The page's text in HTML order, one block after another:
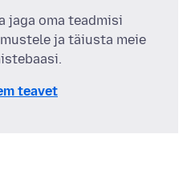
jaga oma teadmisi
ja täiusta meie
teavet